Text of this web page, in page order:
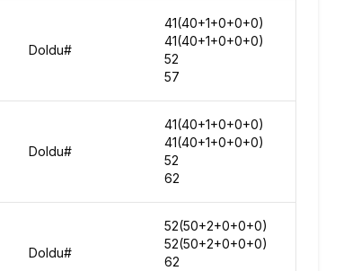
Doldu#
41(40+1+0+0+0)
41(40+1+0+0+0)
52
57
Doldu#
41(40+1+0+0+0)
41(40+1+0+0+0)
52
62
Doldu#
52(50+2+0+0+0)
52(50+2+0+0+0)
62